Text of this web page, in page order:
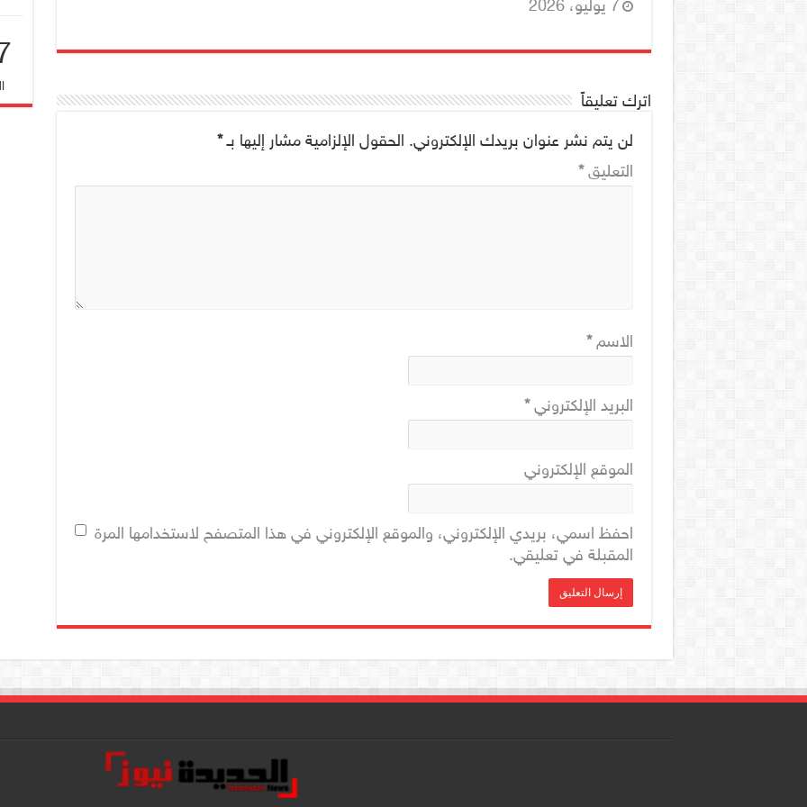
7 يوليو، 2026
اترك تعليقاً
لن يتم نشر عنوان بريدك الإلكتروني. الحقول الإلزامية مشار إليها بـ*
التعليق*
الاسم*
البريد الإلكتروني*
الموقع الإلكتروني
احفظ اسمي، بريدي الإلكتروني، والموقع الإلكتروني في هذا المتصفح لاستخدامها المرة
المقبلة في تعليقي.